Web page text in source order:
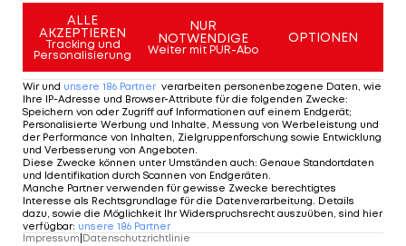
Gute Neuigkeiten!
Vlhova gibt Update zu
Olympia
Kriechmayr: "Die Leute
haben sich den
Allerwertesten
aufgerissen"
Olympia
ALLE
AKZEPTIEREN
Tracking und
Personalisierung
NUR
NOTWENDIGE
Weiter mit PUR-Abo
OPTIONEN
Wir und unsere 186 Partner verarbeiten personenbezogene Daten, wie
Ihre IP-Adresse und Browser-Attribute für die folgenden Zwecke:
Speichern von oder Zugriff auf Informationen auf einem Endgerät;
Personalisierte Werbung und Inhalte, Messung von Werbeleistung und
der Performance von Inhalten, Zielgruppenforschung sowie Entwicklung
und Verbesserung von Angeboten.
Diese Zwecke können unter Umständen auch: Genaue Standortdaten
und Identifikation durch Scannen von Endgeräten.
Manche Partner verwenden für gewisse Zwecke berechtigtes
Interesse als Rechtsgrundlage für die Datenverarbeitung. Details
dazu, sowie die Möglichkeit Ihr Widerspruchsrecht auszuüben, sind hier
verfügbar: unsere 186 Partner
Impressum Datenschutzrichtlinie